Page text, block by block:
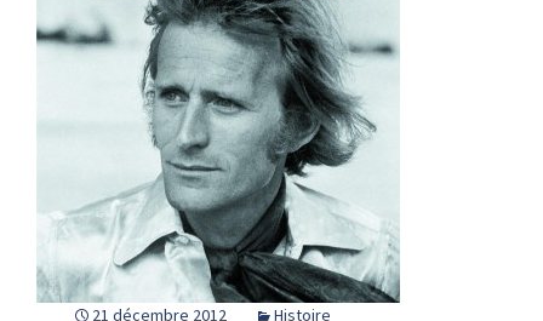
21 décembre 2012 Histoire